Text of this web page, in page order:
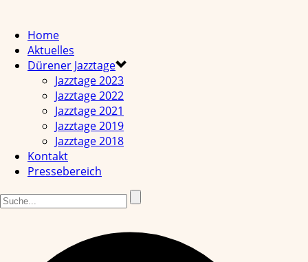
Home
Aktuelles
Dürener Jazztage
Jazztage 2023
Jazztage 2022
Jazztage 2021
Jazztage 2019
Jazztage 2018
Kontakt
Pressebereich